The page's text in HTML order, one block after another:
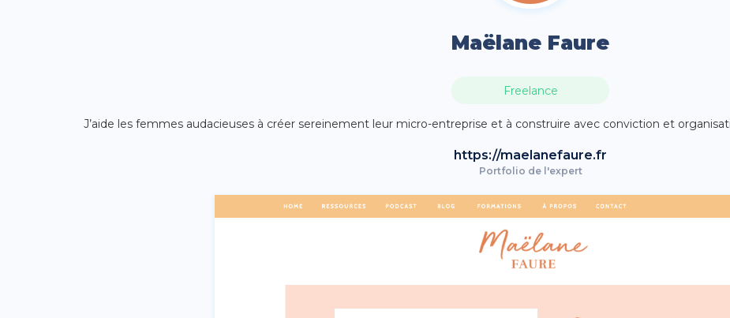
Maëlane Faure
Freelance
J’aide les femmes audacieuses à créer sereinement leur micro-entreprise et à construire avec conviction et
https://maelanefaure.fr
Portfolio de l'expert